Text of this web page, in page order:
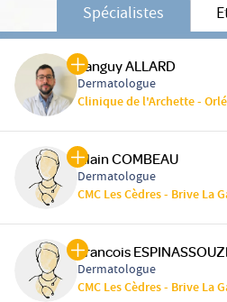
Spécialistes
Tanguy ALLARD
Dermatologue
Clinique de l'Archette -
Alain COMBEAU
Dermatologue
CMC Les Cèdres - Brive La
Francois
Dermatologue
CMC Les Cèdres - Brive La